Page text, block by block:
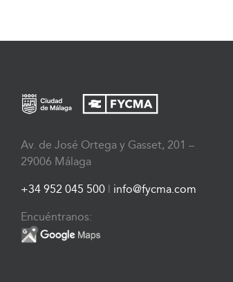
Av. de José Ortega y Gasset, 201 –
29006 Málaga
+34 952 045 500 | info@fycma.com
Encuéntranos: